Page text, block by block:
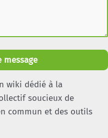
message
wiki dédié à la
soucieux de
commun et des outils